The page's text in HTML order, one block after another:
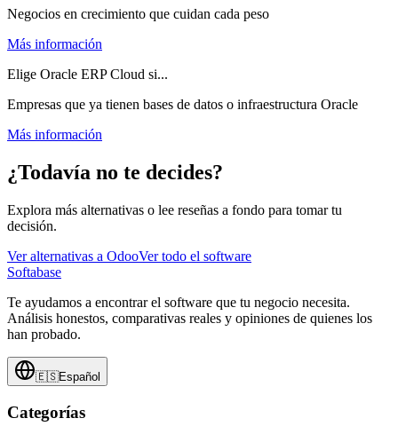
Negocios en crecimiento que cuidan cada peso
Más información
Elige Oracle ERP Cloud si...
Empresas que ya tienen bases de datos o infraestructura Oracle
Más información
¿Todavía no te decides?
Explora más alternativas o lee reseñas a fondo para tomar tu
decisión.
Ver alternativas a OdooVer todo el software
Softabase
Te ayudamos a encontrar el software que tu negocio necesita.
Análisis honestos, comparativas reales y opiniones de quienes los
han probado.
🇪🇸Español
Categorías